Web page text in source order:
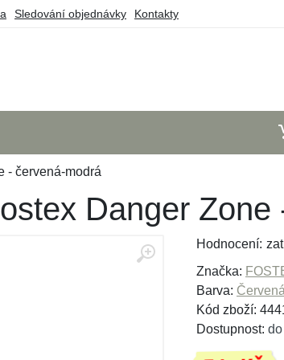
Sledování objednávky Kontakty
- červená-modrá
Danger Zone
Hodnocení:
Značka:
Barva: Červená
Kód zboží:
Dostupnost: